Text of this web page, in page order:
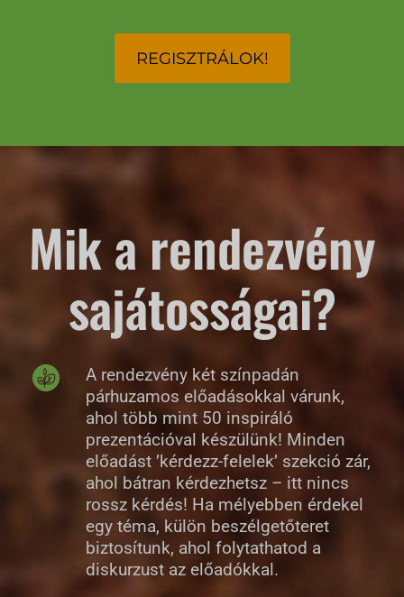
REGISZTRÁLOK!
Mik a rendezvény
sajátosságai?
A rendezvény két színpadán
párhuzamos előadásokkal várunk,
ahol több mint 50 inspiráló
prezentációval készülünk! Minden
előadást ’kérdezz-felelek’ szekció zár,
ahol bátran kérdezhetsz – itt nincs
rossz kérdés! Ha mélyebben érdekel
egy téma, külön beszélgetőteret
biztosítunk, ahol folytathatod a
diskurzust az előadókkal.